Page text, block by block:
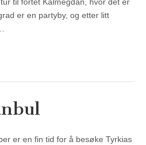
til fortet Kalmegdan, hvor det er
er en partyby, og etter litt
er en fin tid for å besøke Tyrkias